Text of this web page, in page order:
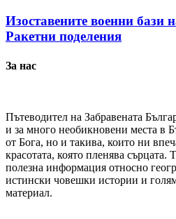
Изоставените военни бази
Ракетни поделения
За нас
Пътеводител на Забравената
и за много необикновени места в
от Бога, но и такива, които ни
красотата, която пленява
полезна информация относно
истински човешки истории и
материал.